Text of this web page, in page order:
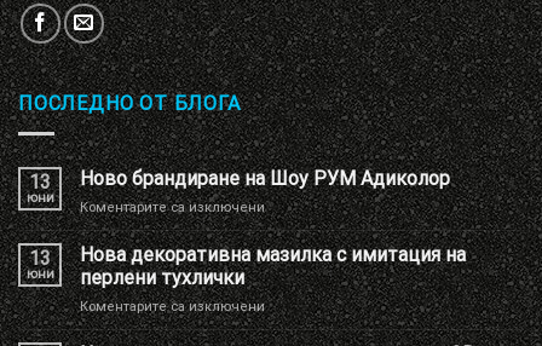
ПОСЛЕДНО ОТ БЛОГА
13
юни
Ново брандиране на Шоу РУМ Адиколор
Коментарите са изключениза
Ново
брандиране
на
Шоу
РУМ
Адиколор
13
юни
Нова декоративна мазилка с имитация на
перлени тухлички
Коментарите са изключениза
Нова